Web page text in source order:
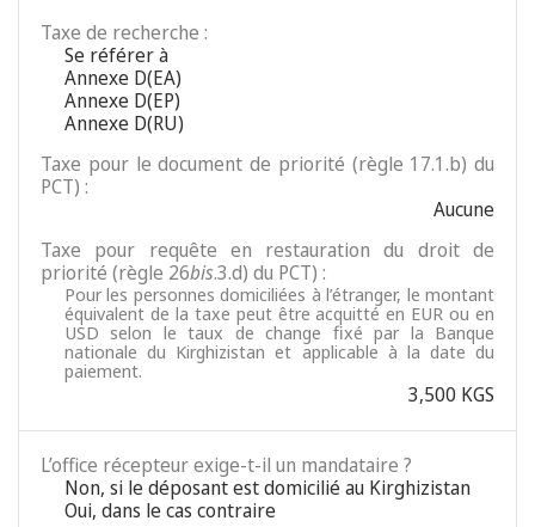
Taxe de recherche :
Se référer à
Annexe D(EA)
Annexe D(EP)
Annexe D(RU)
Taxe pour le document de priorité (règle 17.1.b) du
PCT) :
Aucune
Taxe pour requête en restauration du droit de
priorité (règle 26bis.3.d) du PCT) :
Pour les personnes domiciliées à l’étranger, le montant
équivalent de la taxe peut être acquitté en EUR ou en
USD selon le taux de change fixé par la Banque
nationale du Kirghizistan et applicable à la date du
paiement.
3,500 KGS
L’office récepteur exige-t-il un mandataire ?
Non, si le déposant est domicilié au Kirghizistan
Oui, dans le cas contraire